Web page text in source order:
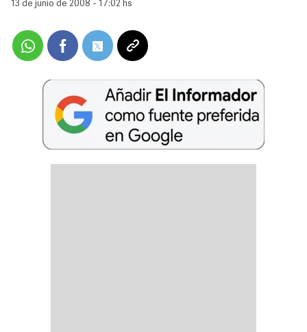
13 de junio de 2008 - 17:02 hs